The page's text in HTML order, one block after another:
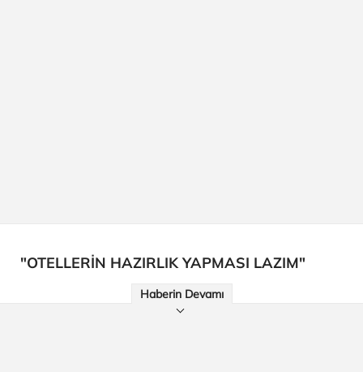
"OTELLERİN HAZIRLIK YAPMASI LAZIM"
Haberin Devamı